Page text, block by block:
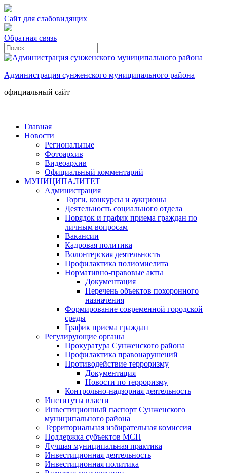
Сайт для слабовидящих
Обратная связь
Администрация сунженского муниципального района
официальный сайт
Главная
Новости
Региональные
Фотоархив
Видеоархив
Официальный комментарий
МУНИЦИПАЛИТЕТ
Администрация
Торги, конкурсы и аукционы
Деятельность социального отдела
Порядок и график приема граждан по
личным вопросам
Вакансии
Кадровая политика
Волонтерская деятельность
Профилактика полиомиелита
Нормативно-правовые акты
Документация
Перечень объектов похоронного
назначения
Формирование современной городской
среды
График приема граждан
Регулирующие органы
Прокуратура Сунженского района
Профилактика правонарушений
Противодействие терроризму
Документация
Новости по терроризму
Контрольно-надзорная деятельность
Институты власти
Инвестиционный паспорт Сунженского
муниципального района
Территориальная избирательная комиссия
Поддержка субъектов МСП
Лучшая муниципальная практика
Инвестиционная деятельность
Инвестиционная политика